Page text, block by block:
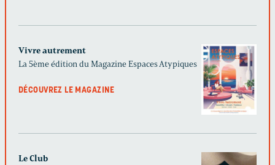
Vivre autrement
La 5ème édition du Magazine Espaces Atypiques
DÉCOUVREZ LE MAGAZINE
Le Club